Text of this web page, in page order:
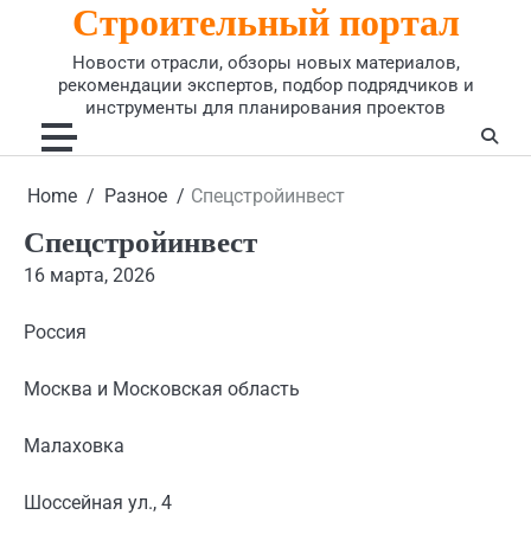
Строительный портал
Новости отрасли, обзоры новых материалов,
рекомендации экспертов, подбор подрядчиков и
инструменты для планирования проектов
Home Разное Спецстройинвест
Спецстройинвест
16 марта, 2026
Россия
Москва и Московская область
Малаховка
Шоссейная ул., 4